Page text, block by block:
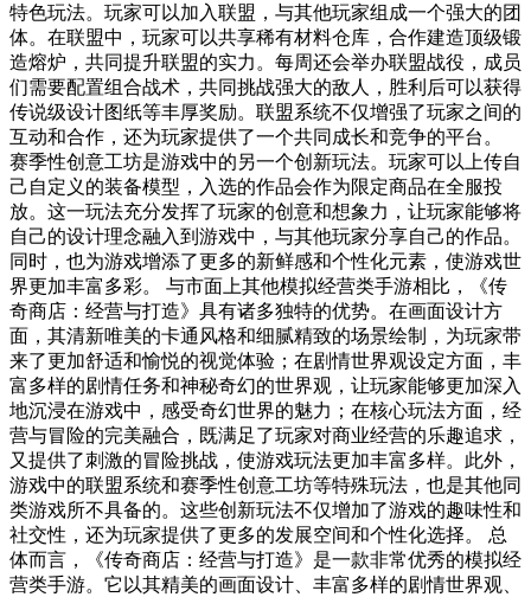
特色玩法。玩家可以加入联盟，与其他玩家组成一个强大的团
体。在联盟中，玩家可以共享稀有材料仓库，合作建造顶级锻
造熔炉，共同提升联盟的实力。每周还会举办联盟战役，成员
们需要配置组合战术，共同挑战强大的敌人，胜利后可以获得
传说级设计图纸等丰厚奖励。联盟系统不仅增强了玩家之间的
互动和合作，还为玩家提供了一个共同成长和竞争的平台。
赛季性创意工坊是游戏中的另一个创新玩法。玩家可以上传自
己自定义的装备模型，入选的作品会作为限定商品在全服投
放。这一玩法充分发挥了玩家的创意和想象力，让玩家能够将
自己的设计理念融入到游戏中，与其他玩家分享自己的作品。
同时，也为游戏增添了更多的新鲜感和个性化元素，使游戏世
界更加丰富多彩。 与市面上其他模拟经营类手游相比，《传
奇商店：经营与打造》具有诸多独特的优势。在画面设计方
面，其清新唯美的卡通风格和细腻精致的场景绘制，为玩家带
来了更加舒适和愉悦的视觉体验；在剧情世界观设定方面，丰
富多样的剧情任务和神秘奇幻的世界观，让玩家能够更加深入
地沉浸在游戏中，感受奇幻世界的魅力；在核心玩法方面，经
营与冒险的完美融合，既满足了玩家对商业经营的乐趣追求，
又提供了刺激的冒险挑战，使游戏玩法更加丰富多样。此外，
游戏中的联盟系统和赛季性创意工坊等特殊玩法，也是其他同
类游戏所不具备的。这些创新玩法不仅增加了游戏的趣味性和
社交性，还为玩家提供了更多的发展空间和个性化选择。 总
体而言，《传奇商店：经营与打造》是一款非常优秀的模拟经
营类手游。它以其精美的画面设计、丰富多样的剧情世界观、